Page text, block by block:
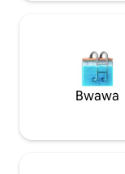
Bwawa